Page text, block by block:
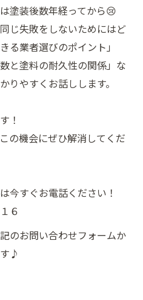
塗装後数年経ってから😢
じ失敗をしないためにはど
る業者選びのポイント」
と塗料の耐久性の関係」な
りやすくお話しします。
！
の機会にぜひ解消してくだ
今すぐお電話ください！
６
のお問い合わせフォームか
♪